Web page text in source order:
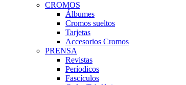
CROMOS
Álbumes
Cromos sueltos
Tarjetas
Accesorios Cromos
PRENSA
Revistas
Períodicos
Fascículos